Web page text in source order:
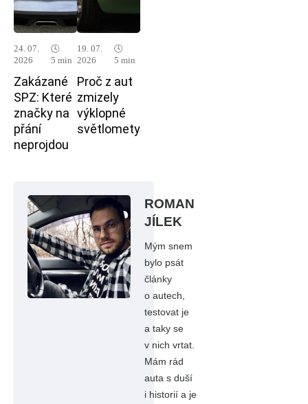
24. 07.
2026
🕓
5 min
Zakázané
SPZ: Které
značky na
přání
neprojdou
19. 07.
2026
🕓
5 min
Proč z aut
zmizely
výklopné
světlomety
ROMAN
JÍLEK
Mým snem
bylo psát
články
o autech,
testovat je
a taky se
v nich vrtat.
Mám rád
auta s duší
i historií a je